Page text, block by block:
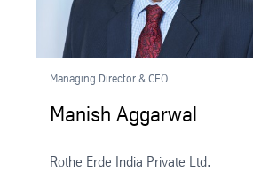
Managing Director & CEO
Manish Aggarwal
Rothe Erde India Private Ltd.